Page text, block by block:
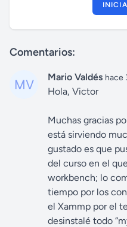
Comentarios:
Mario Valdés hace
Hola, Victor
Muchas gracias
está sirviendo
gustado es que
del curso en el
workbench; lo
tiempo por los
el Xammp por el
desinstalé todo